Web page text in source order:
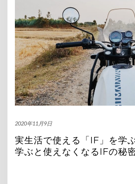
2020年11月9日
実生活で使える「IF」を学
学ぶと使えなくなるIFの